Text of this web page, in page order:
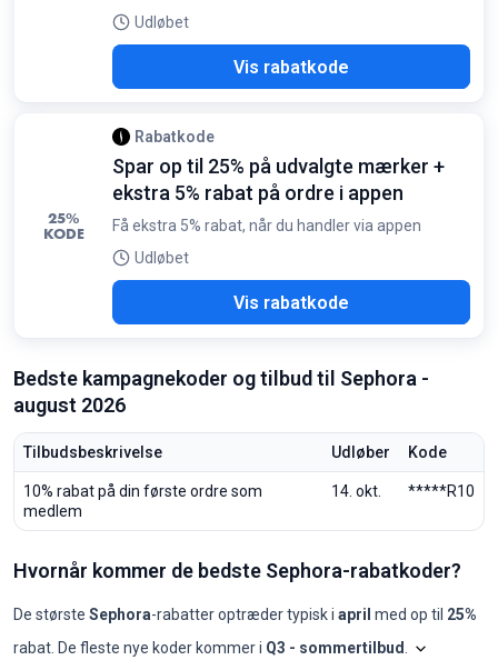
Udløbet
Vis rabatkode
25%
KODE
Rabatkode
Spar op til 25% på udvalgte mærker +
ekstra 5% rabat på ordre i appen
Få ekstra 5% rabat, når du handler via appen
Udløbet
Vis rabatkode
Bedste kampagnekoder og tilbud til Sephora -
august 2026
Tilbudsbeskrivelse Udløber Kode
10% rabat på din første ordre som
medlem
14. okt. *****R10
Hvornår kommer de bedste Sephora-rabatkoder?
De største Sephora-rabatter optræder typisk i april med op til 25%
rabat. De fleste nye koder kommer i Q3 - sommertilbud